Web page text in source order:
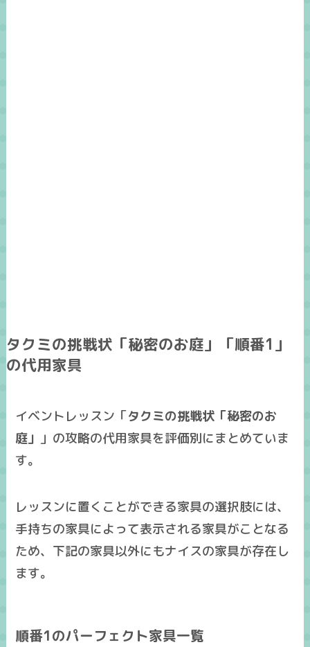
タクミの挑戦状「秘密のお庭」「順番1」
の代用家具
イベントレッスン「タクミの挑戦状「秘密のお
庭」 」の攻略の代用家具を評価別にまとめていま
す。
レッスンに置くことができる家具の選択肢には、
手持ちの家具によって表示される家具がことなる
ため、下記の家具以外にもナイスの家具が存在し
ます。
順番1のパーフェクト家具一覧